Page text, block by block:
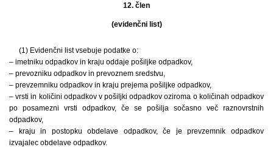
12. člen
(evidenčni list)
(1) Evidenčni list vsebuje podatke o:
– imetniku odpadkov in kraju oddaje pošiljke odpadkov,
– prevozniku odpadkov in prevoznem sredstvu,
– prevzemniku odpadkov in kraju prejema pošiljke odpadkov,
– vrsti in količini odpadkov v pošiljki odpadkov oziroma o količinah odpadkov
po posamezni vrsti odpadkov, če se pošilja sočasno več raznovrstnih
odpadkov,
– kraju in postopku obdelave odpadkov, če je prevzemnik odpadkov
izvajalec obdelave odpadkov.